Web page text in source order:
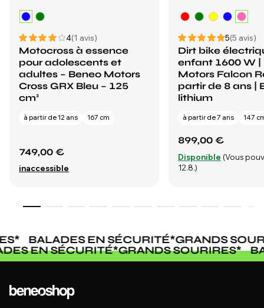
4(1 avis)
Motocross à essence
pour adolescents et
adultes – Beneo Motors
Cross GRX Bleu – 125
cm³
à partir de 12 ans 167 cm
749,00 €
inaccessible
5(5 avis)
Dirt bike
enfant 1600 W |
Motors Falcon
partir de 8 ans |
lithium
à partir de 7 ans 147
899,00 €
Disponible (Vous
12.8.)
* BALADES EN SÉCURITÉ*GRANDS
EN SÉCURITÉ*GRANDS SOURIRES*